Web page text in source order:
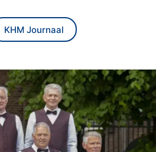
KHM Journaal